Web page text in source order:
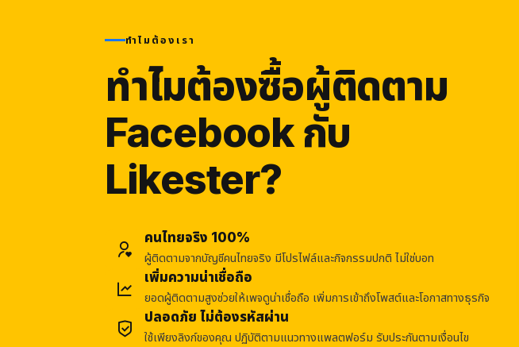
ทำไมต้องเรา
ทำไมต้องซื้อผู้ติดตาม
Facebook กับ
Likester?
คนไทยจริง 100%
ผู้ติดตามจากบัญชีคนไทยจริง มีโปรไฟล์และกิจกรรมปกติ ไม่ใช่บอท
เพิ่มความน่าเชื่อถือ
ยอดผู้ติดตามสูงช่วยให้เพจดูน่าเชื่อถือ เพิ่มการเข้าถึงโพสต์และโอกาสทางธุรกิจ
ปลอดภัย ไม่ต้องรหัสผ่าน
ใช้เพียงลิงก์ของคุณ ปฏิบัติตามแนวทางแพลตฟอร์ม รับประกันตามเงื่อนไข